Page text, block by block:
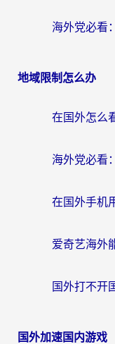
地域限制怎么办
国外加速国内游戏